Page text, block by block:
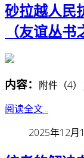
砂拉越人民
（友谊丛
内容： 附件（4
阅读全文...
2025年12月